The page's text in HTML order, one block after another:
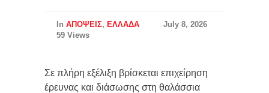
In ΑΠΟΨΕΙΣ, ΕΛΛΑΔΑ
July 8, 2026
59 Views
Σε πλήρη εξέλιξη βρίσκεται επιχείρηση
έρευνας και διάσωσης στη θαλάσσια